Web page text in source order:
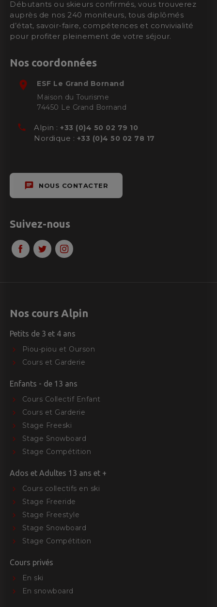
Débutants ou skieurs confirmés, vous trouverez
auprès de nos 240 moniteurs, tous diplômés
d’état, savoir-faire, compétences et convivialité
pour profiter pleinement de votre séjour.
Nos coordonnées
room ESF Le Grand Bornand
Maison du Tourisme
74450 Le Grand Bornand
phone Alpin : +33 (0)4 50 02 79 10
Nordique : +33 (0)4 50 02 78 17
chat NOUS CONTACTER
Suivez-nous
Nos cours Alpin
Petits de 3 et 4 ans
Piou-piou et Ourson
Cours et Garderie
Enfants - de 13 ans
Cours Collectif Enfant
Cours et Garderie
Stage Freeski
Stage Snowboard
Stage Compétition
Ados et Adultes 13 ans et +
Cours collectifs en ski
Stage Freeride
Stage Freestyle
Stage Snowboard
Stage Compétition
Cours privés
En ski
En snowboard